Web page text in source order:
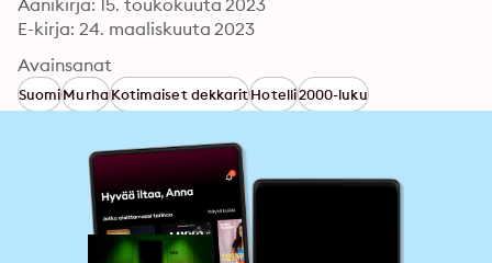
Äänikirja: 15. toukokuuta 2023
E-kirja: 24. maaliskuuta 2023
Avainsanat
SuomiMurhaKotimaiset dekkaritHotelli2000-luku